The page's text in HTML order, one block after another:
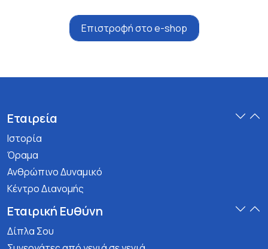
Επιστροφή στο e-shop
Εταιρεία
Ιστορία
Όραμα
Ανθρώπινο Δυναμικό
Κέντρο Διανομής
Εταιρική Ευθύνη
Δίπλα Σου